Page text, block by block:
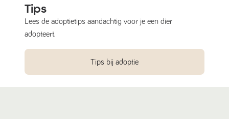
Tips
Lees de adoptietips aandachtig voor je een dier
adopteert.
Tips bij adoptie